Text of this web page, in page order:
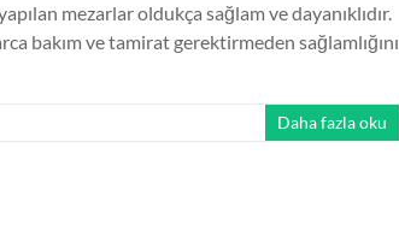
mezarlar oldukça sağlam ve dayanıklıdır.
bakım ve tamirat gerektirmeden sağlamlığını
Daha fazla oku